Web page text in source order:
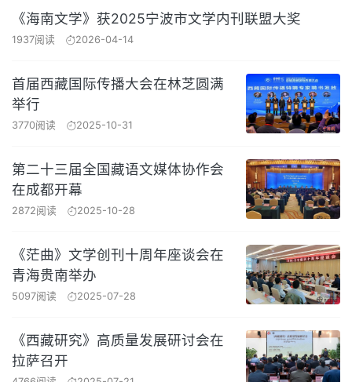
《海南文学》获2025宁波市文学内刊联盟大奖
1937阅读 2026-04-14
首届西藏国际传播大会在林芝圆满
举行
3770阅读 2025-10-31
第二十三届全国藏语文媒体协作会
在成都开幕
2872阅读 2025-10-28
《茫曲》文学创刊十周年座谈会在
青海贵南举办
5097阅读 2025-07-28
《西藏研究》高质量发展研讨会在
拉萨召开